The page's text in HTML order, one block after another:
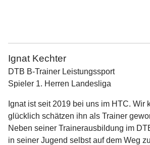
Ignat Kechter
DTB B-Trainer Leistungssport
Spieler 1. Herren Landesliga
Ignat ist seit 2019 bei uns im HTC. Wir
glücklich schätzen ihn als Trainer
Neben seiner Trainerausbildung im
in seiner Jugend selbst auf dem Weg